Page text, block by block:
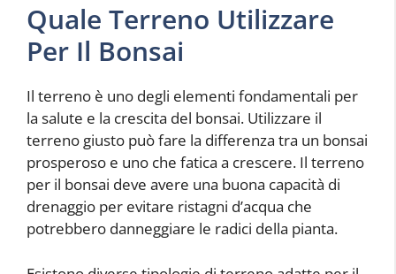
Quale Terreno Utilizzare
Per Il Bonsai
Il terreno è uno degli elementi fondamentali per
la salute e la crescita del bonsai. Utilizzare il
terreno giusto può fare la differenza tra un bonsai
prosperoso e uno che fatica a crescere. Il terreno
per il bonsai deve avere una buona capacità di
drenaggio per evitare ristagni d’acqua che
potrebbero danneggiare le radici della pianta.